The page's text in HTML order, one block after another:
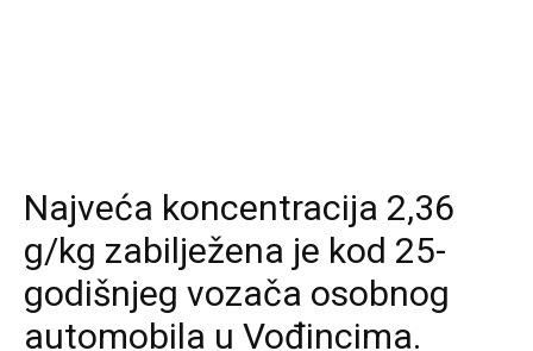
Najveća koncentracija 2,36
g/kg zabilježena je kod 25-
godišnjeg vozača osobnog
automobila u Vođincima.